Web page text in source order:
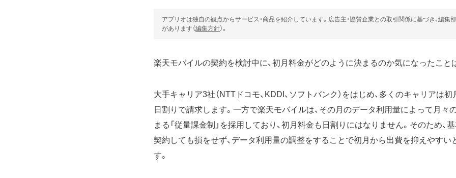
アプリオは独自の観点からサービス・商品を紹介しています。広告主・協賛企業との取引関係に基づき、編集
があります（編集方針）。
楽天モバイルの契約を検討中に、初月料金がどのように決まるのか気になったこと
大手キャリア3社（NTTドコモ、KDDI、ソフトバンク）をはじめ、多くのキャリアは
日割りで請求します。一方で楽天モバイルは、その月のデータ利用量によって月々
まる「従量課金制」を採用しており、初月料金も日割りにはなりません。そのため、
契約しても損をせず、データ利用量の調整をすることで初月から出費を抑えやすい
す。